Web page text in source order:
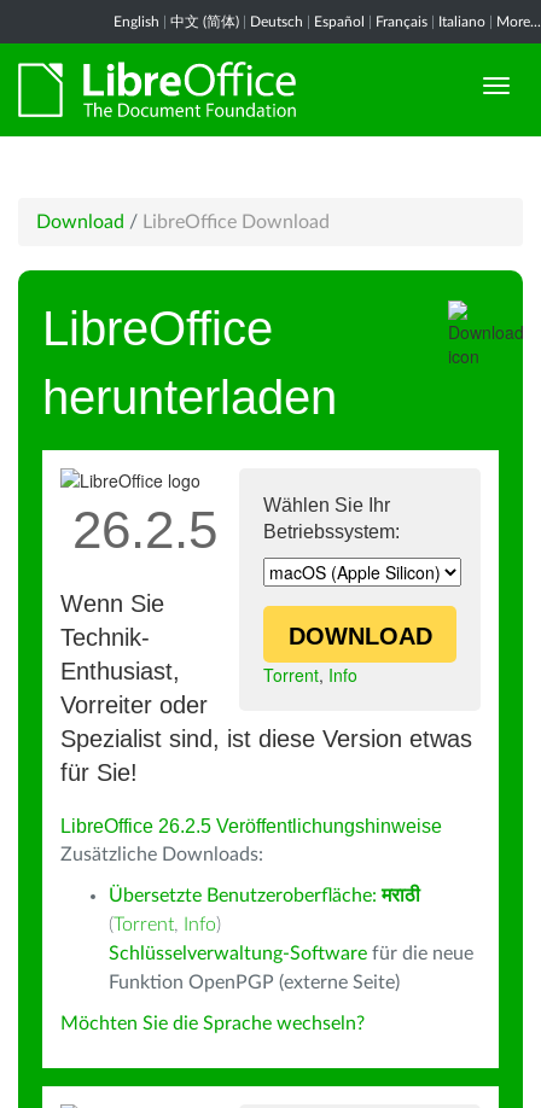
English 中文 (简体) Deutsch Español Français Italiano More...
Download / LibreOffice Download
LibreOffice
herunterladen
Wählen Sie Ihr
Betriebssystem:
DOWNLOAD
Torrent, Info
26.2.5
Wenn Sie
Technik-
Enthusiast,
Vorreiter oder
Spezialist sind, ist diese Version etwas
für Sie!
LibreOffice 26.2.5 Veröffentlichungshinweise
Zusätzliche Downloads:
Übersetzte Benutzeroberfläche:मराठी
(Torrent, Info)
Schlüsselverwaltung-Software für die neue
Funktion OpenPGP (externe Seite)
Möchten Sie die Sprache wechseln?